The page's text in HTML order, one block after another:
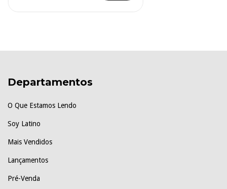
Departamentos
O Que Estamos Lendo
Soy Latino
Mais Vendidos
Lançamentos
Pré-Venda